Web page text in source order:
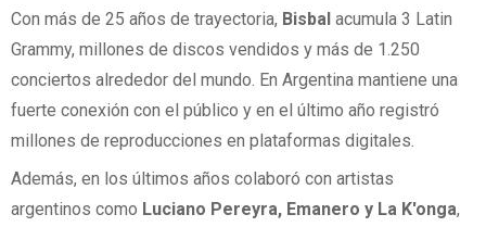
Con más de 25 años de trayectoria, Bisbal acumula 3 Latin
Grammy, millones de discos vendidos y más de 1.250
conciertos alrededor del mundo. En Argentina mantiene una
fuerte conexión con el público y en el último año registró
millones de reproducciones en plataformas digitales.
Además, en los últimos años colaboró con artistas
argentinos como Luciano Pereyra, Emanero y La K'onga,